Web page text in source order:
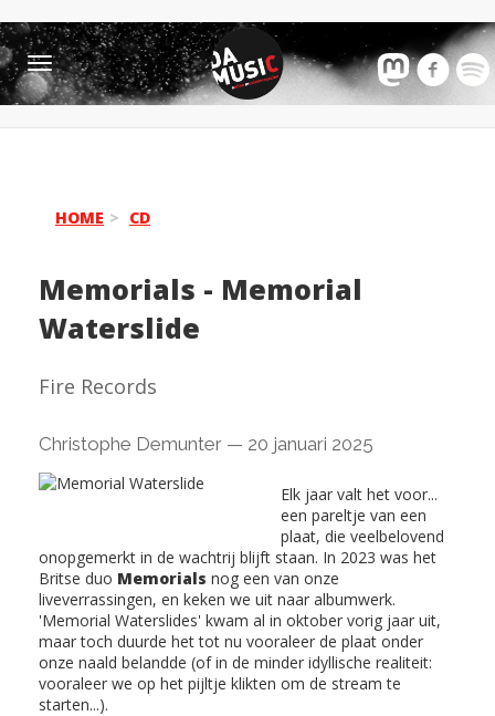
Toggle
navigation
HOME CD
Memorials - Memorial
Waterslide
Fire Records
Christophe Demunter — 20 januari 2025
Elk jaar valt het voor...
een pareltje van een
plaat, die veelbelovend
onopgemerkt in de wachtrij blijft staan. In 2023 was het
Britse duo Memorials nog een van onze
liveverrassingen, en keken we uit naar albumwerk.
'Memorial Waterslides' kwam al in oktober vorig jaar uit,
maar toch duurde het tot nu vooraleer de plaat onder
onze naald belandde (of in de minder idyllische realiteit:
vooraleer we op het pijltje klikten om de stream te
starten...).